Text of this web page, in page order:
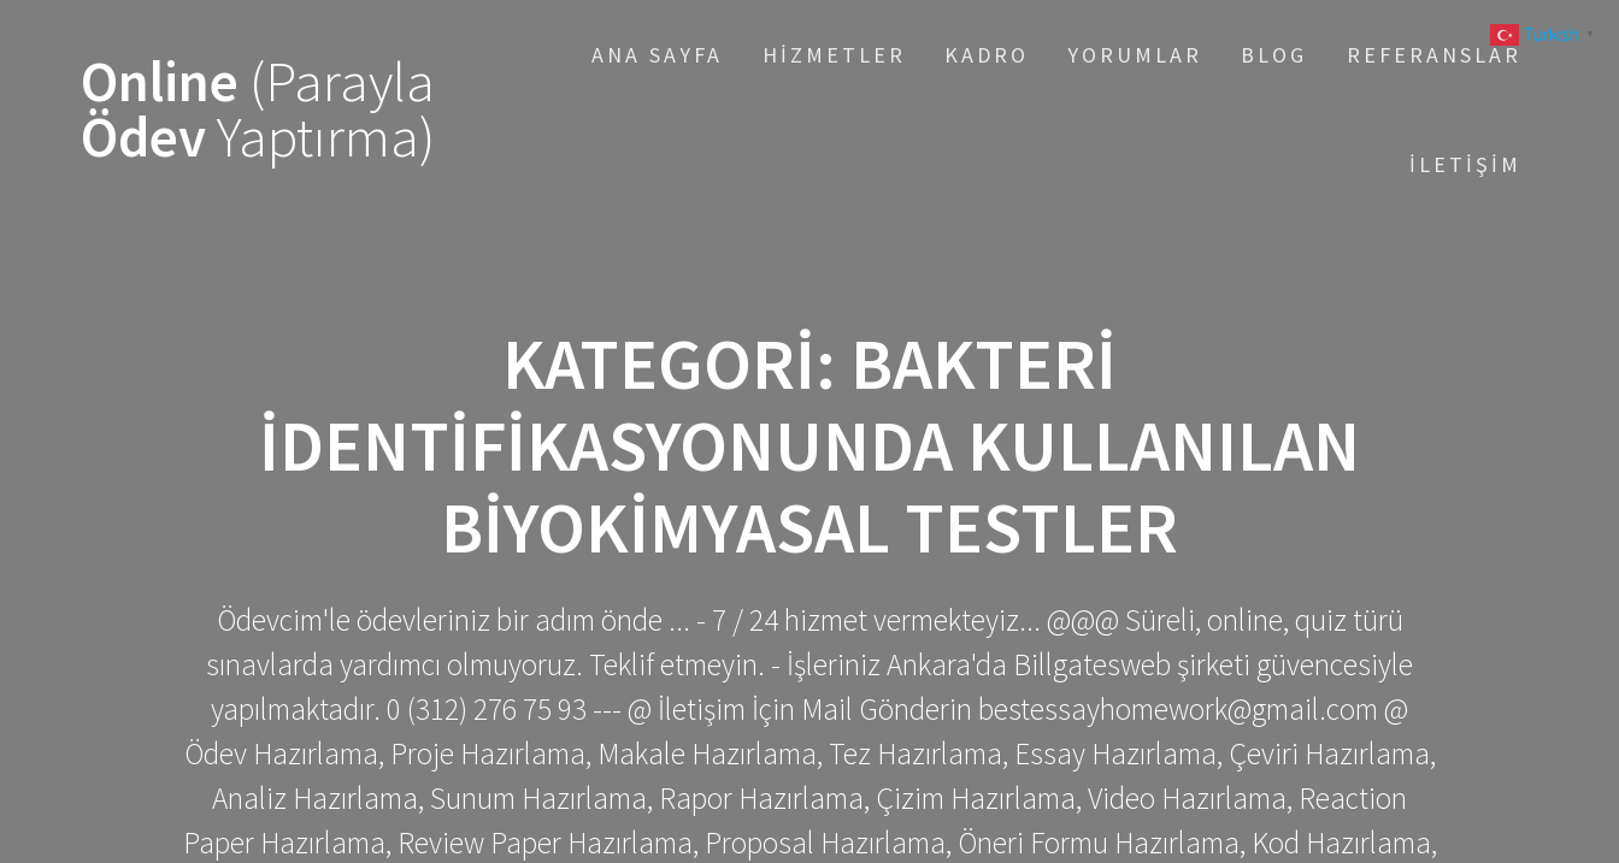
Online (Parayla
ÖdevYaptırma)
ANA SAYFA HIZMETLER KADRO YORUMLAR BLOG REFERANSLAR
İLETIŞIM
KATEGORI: BAKTERI
IDENTIFIKASYONUNDA KULLANILAN
BIYOKIMYASAL TESTLER
Ödevcim'le ödevleriniz bir adım önde ... - 7 / 24 hizmet vermekteyiz... @@@ Süreli, online, quiz türü
sınavlarda yardımcı olmuyoruz. Teklif etmeyin. - İşleriniz Ankara'da Billgatesweb şirketi güvencesiyle
yapılmaktadır. 0 (312) 276 75 93 --- @ İletişim İçin Mail Gönderin bestessayhomework@gmail.com @
Ödev Hazırlama, Proje Hazırlama, Makale Hazırlama, Tez Hazırlama, Essay Hazırlama, Çeviri Hazırlama,
Analiz Hazırlama, Sunum Hazırlama, Rapor Hazırlama, Çizim Hazırlama, Video Hazırlama, Reaction
Paper Hazırlama, Review Paper Hazırlama, Proposal Hazırlama, Öneri Formu Hazırlama, Kod Hazırlama,
Turkish ▼